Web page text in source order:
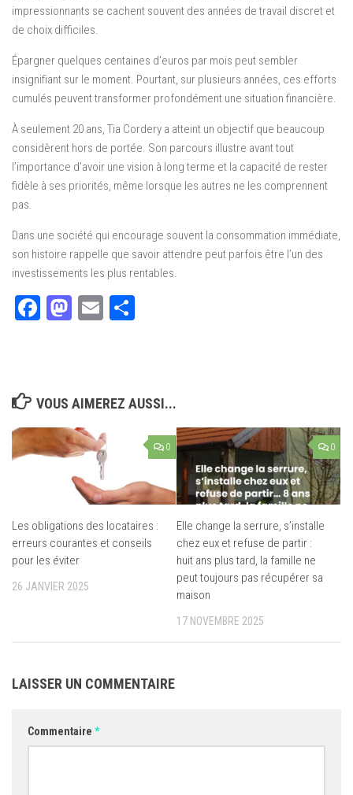
impressionnants se cachent souvent des années de travail discret et
de choix difficiles.
Épargner quelques centaines d’euros par mois peut sembler
insignifiant sur le moment. Pourtant, sur plusieurs années, ces efforts
cumulés peuvent transformer profondément une situation financière.
À seulement 20 ans, Tia Cordery a atteint un objectif que beaucoup
considèrent hors de portée. Son parcours illustre avant tout
l’importance d’avoir une vision à long terme et la capacité de rester
fidèle à ses priorités, même lorsque les autres ne les comprennent
pas.
Dans une société qui encourage souvent la consommation immédiate,
son histoire rappelle que savoir attendre peut parfois être l’un des
investissements les plus rentables.
Facebook
Mastodon
Email
VOUS AIMEREZ AUSSI...
0
Les obligations des locataires :
erreurs courantes et conseils
pour les éviter
26 JANVIER 2025
0
Elle change la serrure, s’installe
chez eux et refuse de partir :
huit ans plus tard, la famille ne
peut toujours pas récupérer sa
maison
17 NOVEMBRE 2025
LAISSER UN COMMENTAIRE
Commentaire *